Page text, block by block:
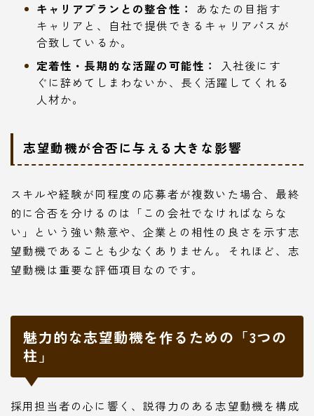
キャリアプランとの整合性：
あなたの目指す
キャリアと、自社で提供できるキャリアパスが
合致しているか。
定着性・長期的な活躍の可能性：
入社後にす
ぐに辞めてしまわないか、長く活躍してくれる
人材か。
志望動機が合否に与える大きな影響
スキルや経験が同程度の応募者が複数いた場合、最終
的に合否を分けるのは「この会社でなければならな
い」という強い熱意や、企業との相性の良さを示す志
望動機であることも少なくありません。それほど、志
望動機は重要な評価項目なのです。
魅力的な志望動機を作るための「3つの
柱」
採用担当者の心に響く、説得力のある志望動機を構成